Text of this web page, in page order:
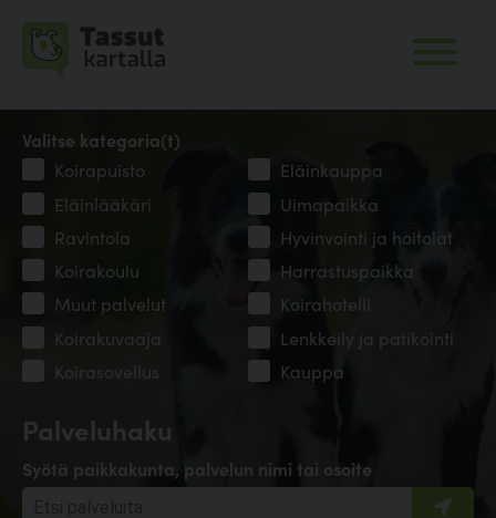
Palveluhaku
Syötä paikkakunta, palvelun nimi tai osoite
Valitse kategoria(t)
Koirapuisto
Eläinkauppa
Eläinlääkäri
Uimapaikka
Ravintola
Hyvinvointi ja hoitolat
Koirakoulu
Harrastuspaikka
Muut palvelut
Koirahotelli
Koirakuvaaja
Lenkkeily ja patikointi
Koirasovellus
Kauppa